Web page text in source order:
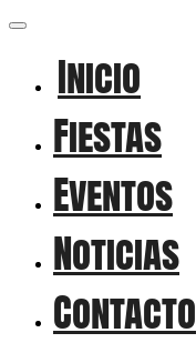
Inicio
Fiestas
Eventos
Noticias
Contacto